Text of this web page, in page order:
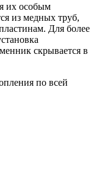
их особым
из медных труб,
Для более
скрывается в
по всей